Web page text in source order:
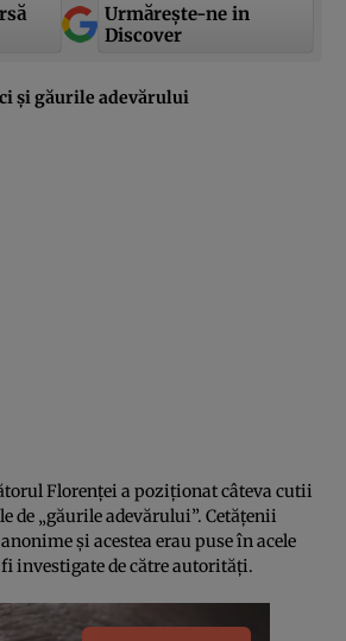
Urmărește-ne in
Discover
şi găurile adevărului
Florenţei a poziţionat câteva cutii
de „găurile adevărului”. Cetăţenii
şi acestea erau puse în acele
investigate de către autorităţi.